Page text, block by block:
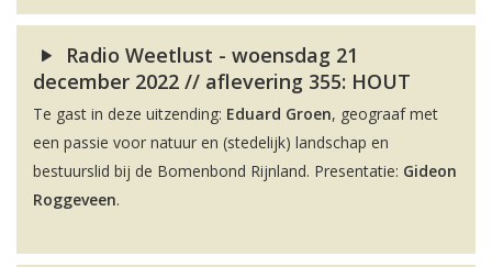
Radio Weetlust - woensdag 21
december 2022 // aflevering 355: HOUT
Te gast in deze uitzending: Eduard Groen, geograaf met
een passie voor natuur en (stedelijk) landschap en
bestuurslid bij de Bomenbond Rijnland. Presentatie: Gideon
Roggeveen.